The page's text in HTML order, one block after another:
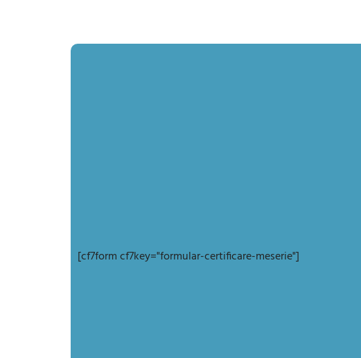
[cf7form cf7key="formular-certificare-meserie"]